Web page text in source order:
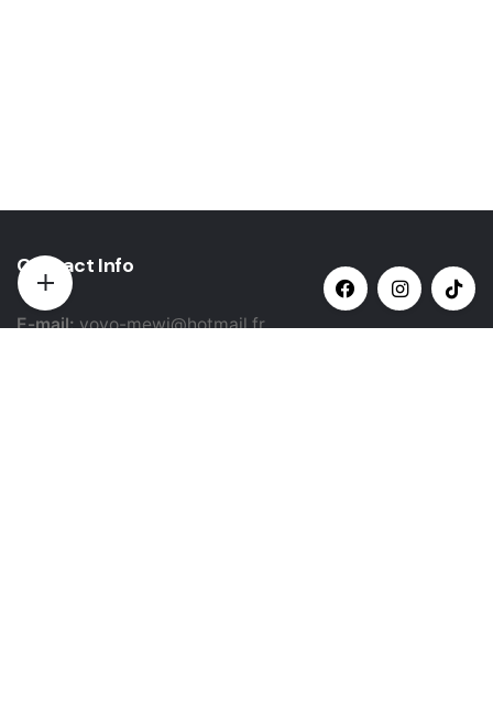
Contact Info
E-mail:yovo-mewi@hotmail.fr